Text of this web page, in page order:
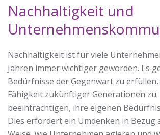
Nachhaltigkeit und
Nachhaltigkeit ist für viele
Jahren immer wichtiger geworden. Es
Bedürfnisse der Gegenwart zu
Fähigkeit zukünftiger Generationen zu
beeinträchtigen, ihre eigenen
Dies erfordert ein Umdenken in Bezug